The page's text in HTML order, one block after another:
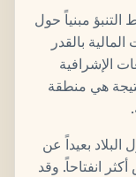
مبنياً حول
بالقدر
الإشرافية
هي منطقة
البلاد بعيداً عن
انفتاحاً. وقد